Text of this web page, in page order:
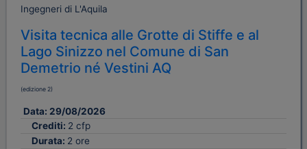
Ingegneri di L'Aquila
Visita tecnica alle Grotte di Stiffe e al
Lago Sinizzo nel Comune di San
Demetrio né Vestini AQ
(edizione 2)
Data: 29/08/2026
Crediti: 2 cfp
Durata: 2 ore